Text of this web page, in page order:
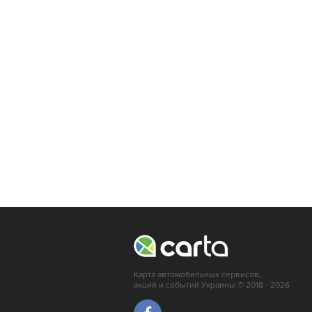
Карта автомобильных сервисов,
акций и событий Украины © 2018 - 2026